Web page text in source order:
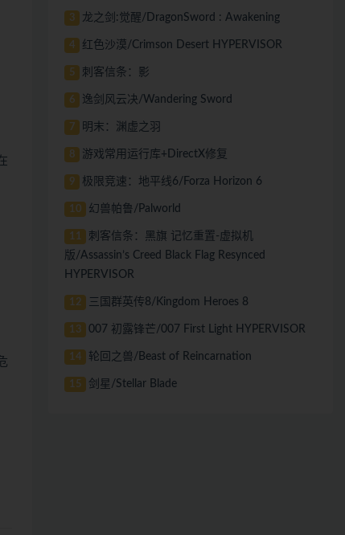
3 龙之剑:觉醒/DragonSword : Awakening
4 红色沙漠/Crimson Desert HYPERVISOR
5 刺客信条：影
6 逸剑风云决/Wandering Sword
7 明末：渊虚之羽
8 游戏常用运行库+DirectX修复
9 极限竞速：地平线6/Forza Horizon 6
10 幻兽帕鲁/Palworld
11
刺客信条：黑旗 记忆重置-虚拟机
版/Assassin’s Creed Black Flag Resynced
HYPERVISOR
12 三国群英传8/Kingdom Heroes 8
13 007 初露锋芒/007 First Light HYPERVISOR
14 轮回之兽/Beast of Reincarnation
15 剑星/Stellar Blade